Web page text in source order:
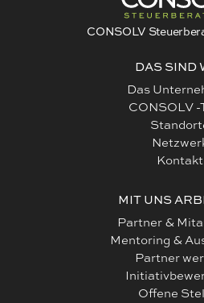
CONSOLV
DAS SIND
Das
CONSOLV -
Kontakt
MIT UNS
Partner &
Mentoring &
Partner
Offene